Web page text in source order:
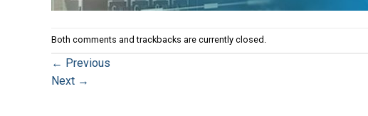
Both comments and trackbacks are currently closed.
← Previous
Next →